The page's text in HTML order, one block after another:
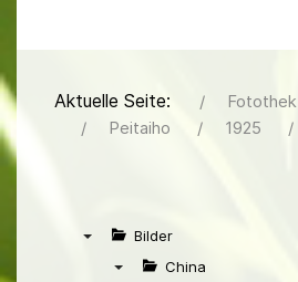
Aktuelle Seite: Fotothek
Peitaiho
1925
Bilder
China